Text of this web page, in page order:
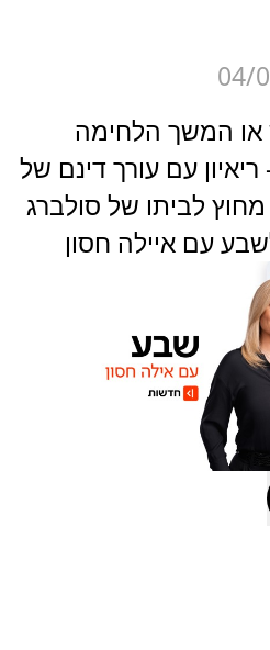
04/
המשך הלחימה
ריאיון עם עורך דינם של
לביתו של סולברג
עם איילה חסון